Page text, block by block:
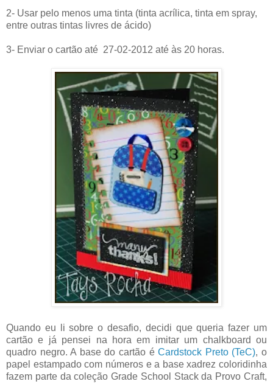
2- Usar pelo menos uma tinta (tinta acrílica, tinta em spray,
entre outras tintas livres de ácido)
3- Enviar o cartão até 27-02-2012 até às 20 horas.
Quando eu li sobre o desafio, decidi que queria fazer um
cartão e já pensei na hora em imitar um chalkboard ou
quadro negro. A base do cartão éCardstock Preto (TeC), o
papel estampado com números e a base xadrez coloridinha
fazem parte da coleção Grade School Stack da Provo Craft,